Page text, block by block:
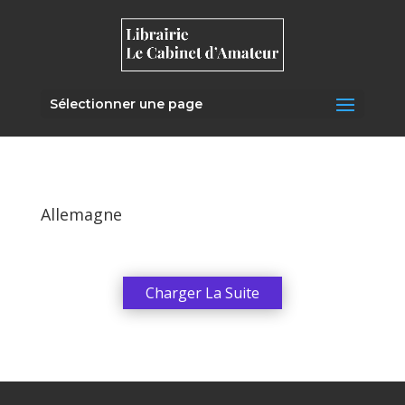
Sélectionner une page
Allemagne
Charger La Suite